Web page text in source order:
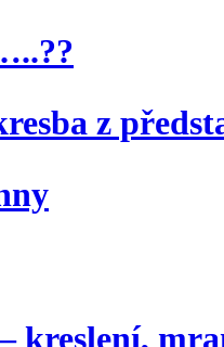
z
kreslení,